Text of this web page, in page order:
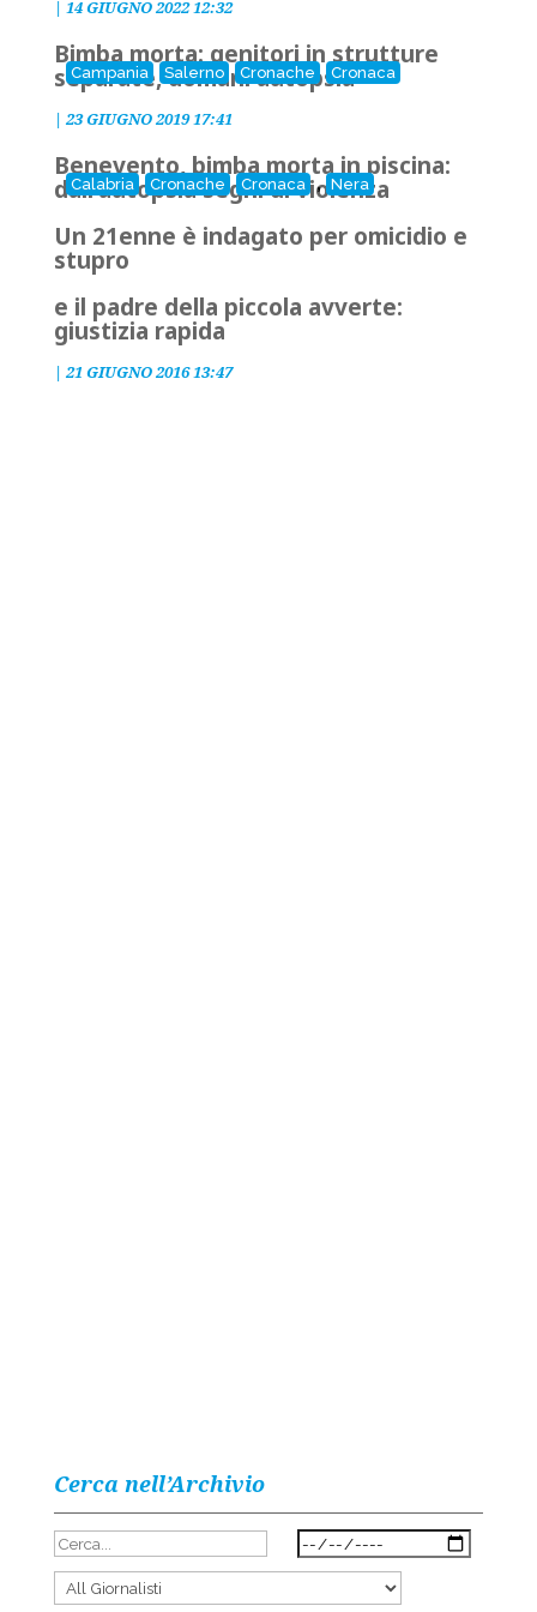
| 14 GIUGNO 2022 12:32
Campania Salerno Cronache Cronaca
Bimba morta: genitori in strutture
separate, domani autopsia
| 23 GIUGNO 2019 17:41
Calabria Cronache Cronaca , Nera
Benevento, bimba morta in piscina:
dall'autopsia segni di violenza
Un 21enne è indagato per omicidio e
stupro
e il padre della piccola avverte:
giustizia rapida
| 21 GIUGNO 2016 13:47
Cerca nell’Archivio